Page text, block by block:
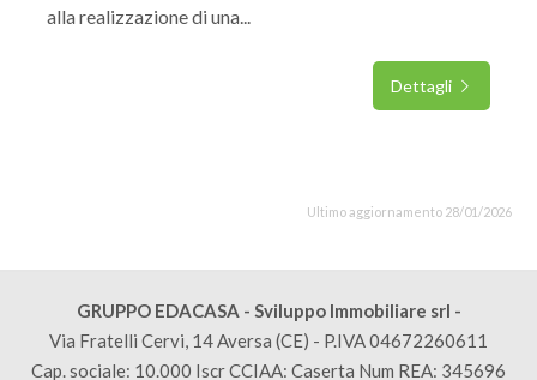
alla realizzazione di una...
Dettagli
Ultimo aggiornamento 28/01/2026
GRUPPO EDACASA - Sviluppo Immobiliare srl -
Via Fratelli Cervi, 14 Aversa (CE) - P.IVA 04672260611
Cap. sociale: 10.000 Iscr CCIAA: Caserta Num REA: 345696